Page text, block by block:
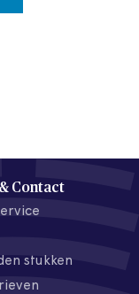
Contact
stukken